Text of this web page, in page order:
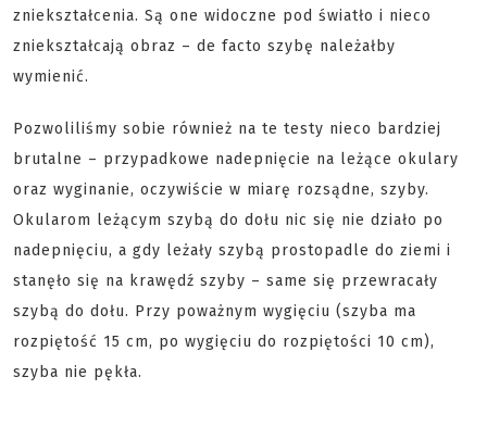
zniekształcenia. Są one widoczne pod światło i nieco
zniekształcają obraz – de facto szybę należałby
wymienić.
Pozwoliliśmy sobie również na te testy nieco bardziej
brutalne – przypadkowe nadepnięcie na leżące okulary
oraz wyginanie, oczywiście w miarę rozsądne, szyby.
Okularom leżącym szybą do dołu nic się nie działo po
nadepnięciu, a gdy leżały szybą prostopadle do ziemi i
stanęło się na krawędź szyby – same się przewracały
szybą do dołu. Przy poważnym wygięciu (szyba ma
rozpiętość 15 cm, po wygięciu do rozpiętości 10 cm),
szyba nie pękła.